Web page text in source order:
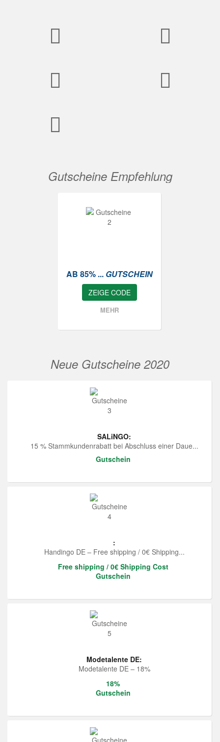
Gutscheine Empfehlung
AB 85% ... GUTSCHEIN
ZEIGE CODE
MEHR
Neue Gutscheine 2020
SALiNGO:
15 % Stammkundenrabatt bei Abschluss einer Daue...
Gutschein
:
Handingo DE – Free shipping / 0€ Shipping...
Free shipping / 0€ Shipping Cost
Gutschein
Modetalente DE:
Modetalente DE – 18%
18%
Gutschein